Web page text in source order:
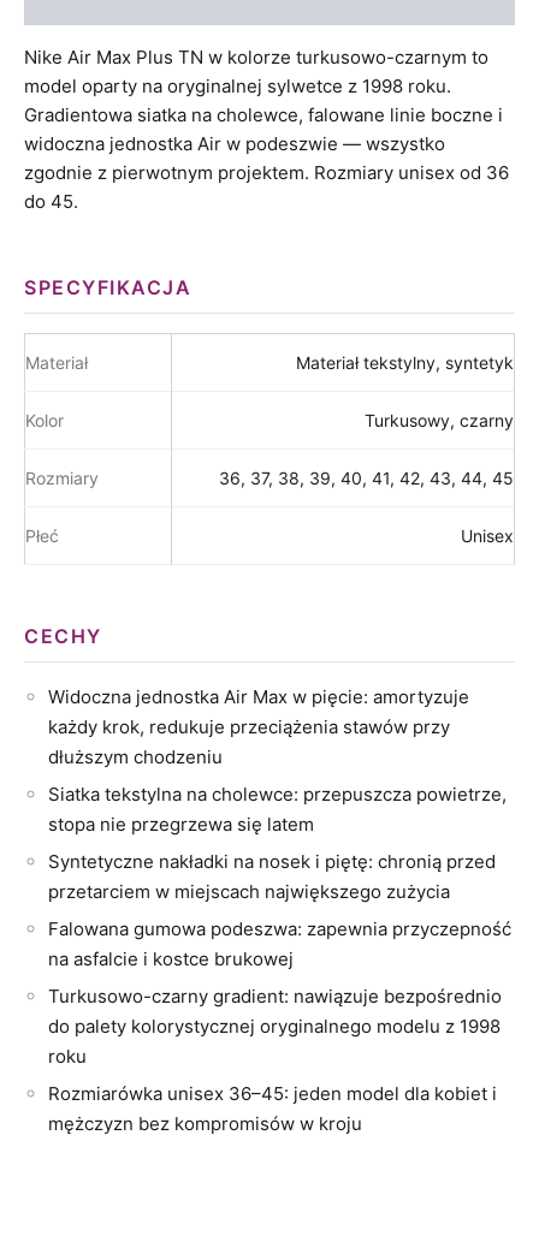
Nike Air Max Plus TN w kolorze turkusowo-czarnym to
model oparty na oryginalnej sylwetce z 1998 roku.
Gradientowa siatka na cholewce, falowane linie boczne i
widoczna jednostka Air w podeszwie — wszystko
zgodnie z pierwotnym projektem. Rozmiary unisex od 36
do 45.
SPECYFIKACJA
Materiał Materiał tekstylny, syntetyk
Kolor Turkusowy, czarny
Rozmiary 36, 37, 38, 39, 40, 41, 42, 43, 44, 45
Płeć Unisex
CECHY
Widoczna jednostka Air Max w pięcie: amortyzuje
każdy krok, redukuje przeciążenia stawów przy
dłuższym chodzeniu
Siatka tekstylna na cholewce: przepuszcza powietrze,
stopa nie przegrzewa się latem
Syntetyczne nakładki na nosek i piętę: chronią przed
przetarciem w miejscach największego zużycia
Falowana gumowa podeszwa: zapewnia przyczepność
na asfalcie i kostce brukowej
Turkusowo-czarny gradient: nawiązuje bezpośrednio
do palety kolorystycznej oryginalnego modelu z 1998
roku
Rozmiarówka unisex 36–45: jeden model dla kobiet i
mężczyzn bez kompromisów w kroju